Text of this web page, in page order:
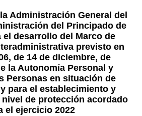
Administración General del
del Principado de
el desarrollo del Marco de
previsto en
de 14 de diciembre, de
la Autonomía Personal y
Personas en situación de
para el establecimiento y
de protección acordado
el ejercicio 2022